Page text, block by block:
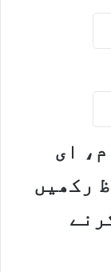
ای
رکھیں